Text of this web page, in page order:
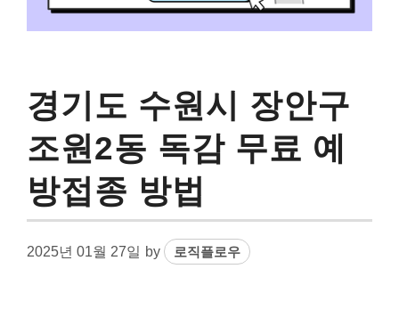
경기도 수원시 장안구
조원2동 독감 무료 예
방접종 방법
2025년 01월 27일 by 로직플로우